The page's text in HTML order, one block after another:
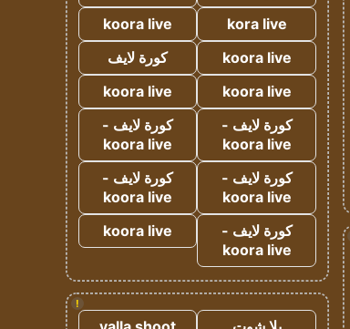
kora live
koora live
koora live
كورة لايف
koora live
koora live
كورة لايف -
koora live
كورة لايف -
koora live
كورة لايف -
koora live
كورة لايف -
koora live
كورة لايف -
koora live
koora live
!